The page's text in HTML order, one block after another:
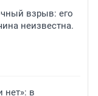
взрыв: его
неизвестна.
нет»: в